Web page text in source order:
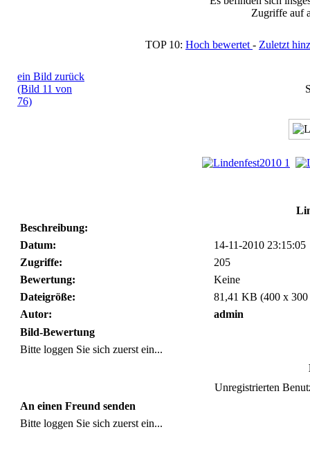
Zugriffe auf
TOP 10: Hoch bewertet - Zuletzt
ein Bild zurück
(Bild 11 von
76)
Beschreibung:
Datum:
14-11-2010 23:15:05
Zugriffe:
205
Bewertung:
Keine
Dateigröße:
81,41 KB (400 x
Autor:
admin
Bild-Bewertung
Bitte loggen Sie sich zuerst ein...
Unregistrierten
An einen Freund senden
Bitte loggen Sie sich zuerst ein...